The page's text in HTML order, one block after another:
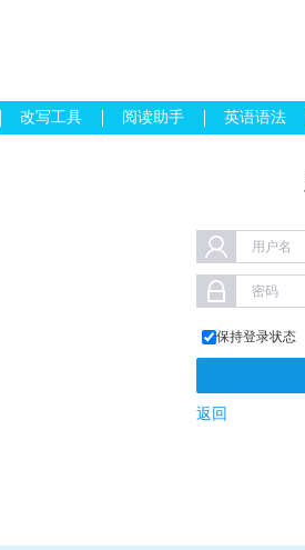
改写工具 阅读助手 英语语法
用户名
密码
保持登录状态
返回